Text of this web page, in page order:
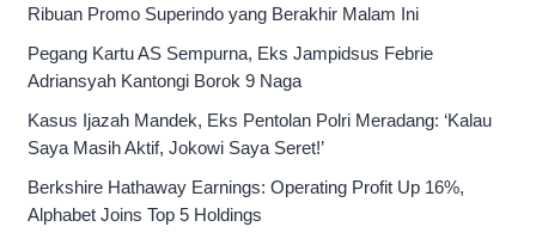
Ribuan Promo Superindo yang Berakhir Malam Ini
Pegang Kartu AS Sempurna, Eks Jampidsus Febrie
Adriansyah Kantongi Borok 9 Naga
Kasus Ijazah Mandek, Eks Pentolan Polri Meradang: ‘Kalau
Saya Masih Aktif, Jokowi Saya Seret!’
Berkshire Hathaway Earnings: Operating Profit Up 16%,
Alphabet Joins Top 5 Holdings